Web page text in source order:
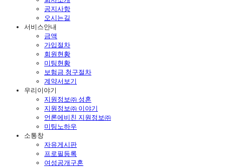
공지사항
오시는길
서비스안내
금액
가입절차
회원현황
미팅현황
보험금 청구절차
계약서보기
우리이야기
지원정보㈜ 성혼
지원정보㈜ 이야기
언론에비친 지원정보㈜
미팅노하우
소통창
자유게시판
프로필등록
여성공개구혼